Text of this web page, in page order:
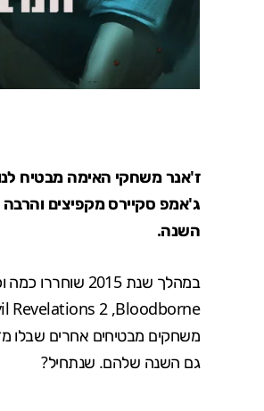
ז'אנר משחקי האימה מבטיח
ג'אמפ סקיירס מקפיצים
השנה.
במהלך שנת 2015 שוחררו כמה וכמה
Revelations 2,Bloodborne
גם השנה שלהם. שנתחיל?